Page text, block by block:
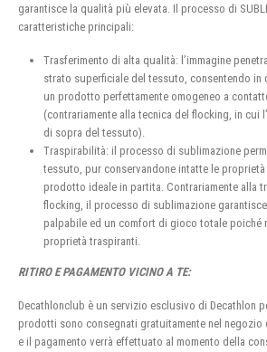
garantisce la qualità più elevata. Il processo di
caratteristiche principali:
Trasferimento di alta qualità: l’immagine
strato superficiale del tessuto, consentendo in
un prodotto perfettamente omogeneo a
(contrariamente alla tecnica del flocking, in cui
di sopra del tessuto).
Traspirabilità: il processo di sublimazione
tessuto, pur conservandone intatte le
prodotto ideale in partita. Contrariamente alla
flocking, il processo di sublimazione
palpabile ed un comfort di gioco totale poiché
proprietà traspiranti.
RITIRO E PAGAMENTO VICINO A TE:
Decathlonclub è un servizio esclusivo di Decathlon
prodotti sono consegnati gratuitamente nel negozio
e il pagamento verrà effettuato al momento della